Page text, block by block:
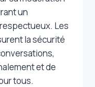
un
Les
la sécurité
et de
tous.